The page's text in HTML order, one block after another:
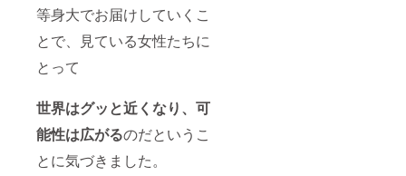
等身大でお届けしていくこ
とで、見ている女性たちに
とって
世界はグッと近くなり、可
能性は広がるのだというこ
とに気づきました。